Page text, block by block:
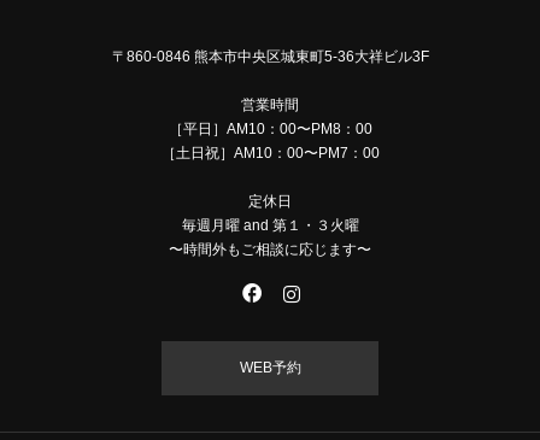
〒860-0846 熊本市中央区城東町5-36大祥ビル3F
営業時間
［平日］AM10：00〜PM8：00
［土日祝］AM10：00〜PM7：00
定休日
毎週月曜 and 第１・３火曜
〜時間外もご相談に応じます〜
WEB予約